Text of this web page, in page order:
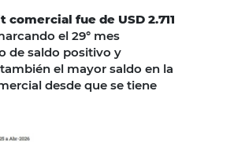
comercial fue de USD 2.711
el 29° mes
de saldo positivo y
el mayor saldo en la
desde que se tiene